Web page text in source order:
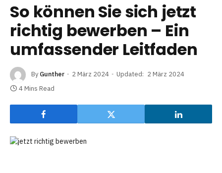
So können Sie sich jetzt
richtig bewerben – Ein
umfassender Leitfaden
By Gunther 2 März 2024 Updated: 2 März 2024
4 Mins Read